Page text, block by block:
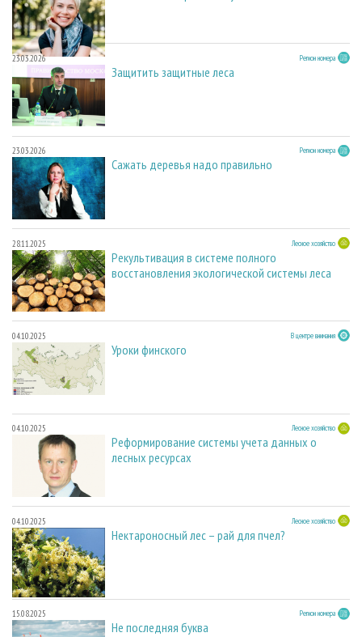
23.03.2026 Регион номера
Защитить защитные леса
23.03.2026 Регион номера
Сажать деревья надо правильно
28.11.2025 Лесное хозяйство
Рекультивация в системе полного
восстановления экологической системы леса
04.10.2025 В центре внимания
Уроки финского
04.10.2025 Лесное хозяйство
Реформирование системы учета данных о
лесных ресурсах
04.10.2025 Лесное хозяйство
Нектароносный лес – рай для пчел?
15.08.2025 Регион номера
Не последняя буква